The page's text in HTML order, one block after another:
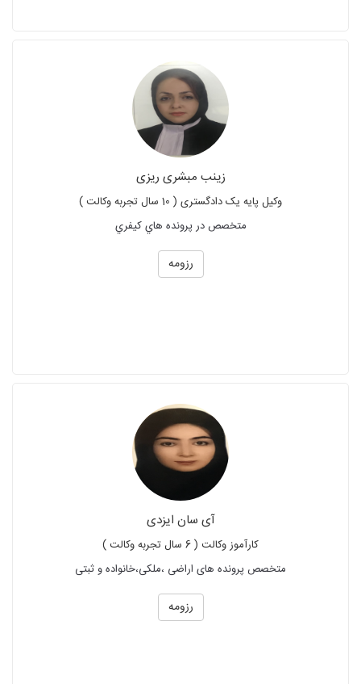
زینب مبشری ریزی
وکیل پایه یک دادگستری ( 10 سال تجربه وکالت )
متخصص در پرونده هاي كيفري
رزومه
آی سان ایزدی
کارآموز وکالت ( 6 سال تجربه وکالت )
متخصص پرونده های اراضی ،ملکی،خانواده و ثبتی
رزومه